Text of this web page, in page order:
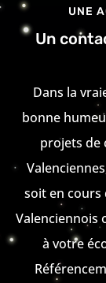
UNE
Un
Dans la
bonne
projets de
soit en cours
Valenciennois
à votre